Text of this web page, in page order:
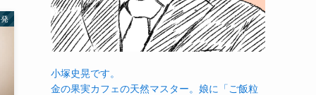
小塚史晃です。
金の果実カフェの天然マスター。娘に「ご飯粒